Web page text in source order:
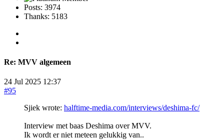
Posts: 3974
Thanks: 5183
Re: MVV algemeen
24 Jul 2025 12:37
#95
Sjiek wrote: halftime-media.com/interviews/deshima-fc/
Interview met baas Deshima over MVV.
Ik wordt er niet meteen gelukkig van..